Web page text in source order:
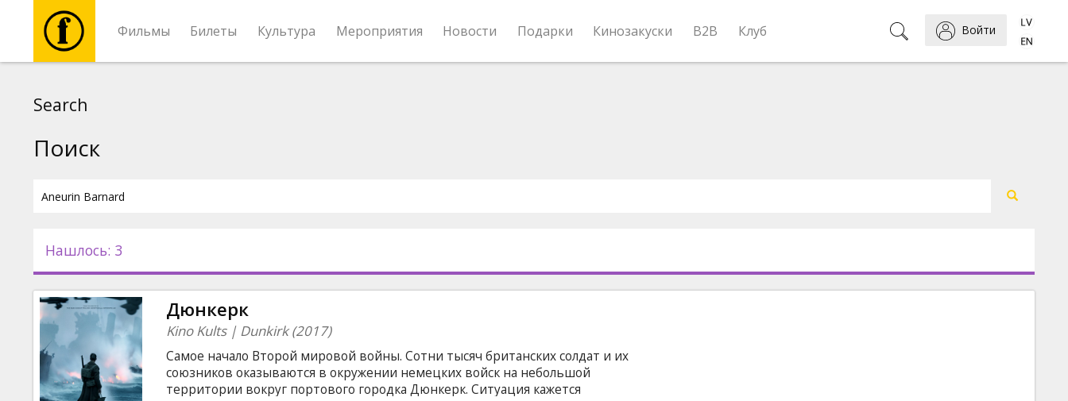
Фильмы Билеты Культура Мероприятия Новости Подарки Кинозакуски B2B Клуб Войти
Новости
Подарки
Кинозакуски
Search
Поиск
Нашлось: 3
Дюнкерк
Kino Kults | Dunkirk (2017)
Самое начало Второй мировой войны. Сотни тысяч британских солдат и их
союзников оказываются в окружении немецких войск на небольшой
территории вокруг портового городка Дюнкерк. Ситуация кажется